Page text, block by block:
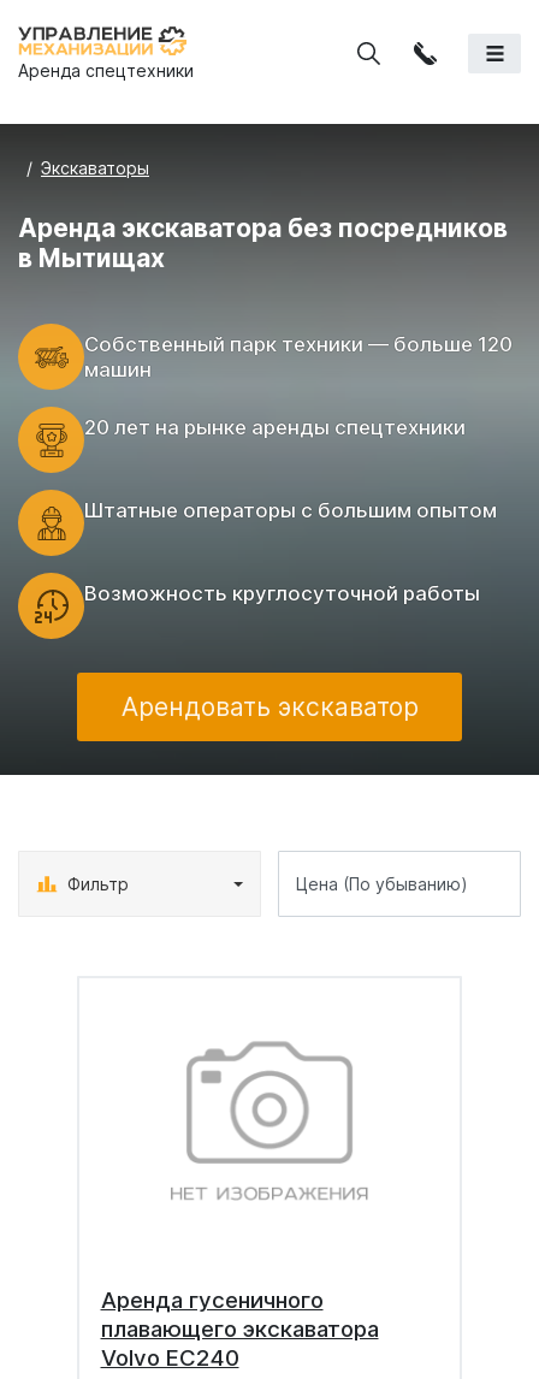
Аренда спецтехники
Экскаваторы
Аренда экскаватора без посредников
в Мытищах
Cобственный парк техники — больше 120
машин
20 лет на рынке аренды спецтехники
Штатные операторы с большим опытом
Возможность круглосуточной работы
Арендовать экскаватор
Фильтр
Аренда гусеничного
плавающего экскаватора
Volvo EC240